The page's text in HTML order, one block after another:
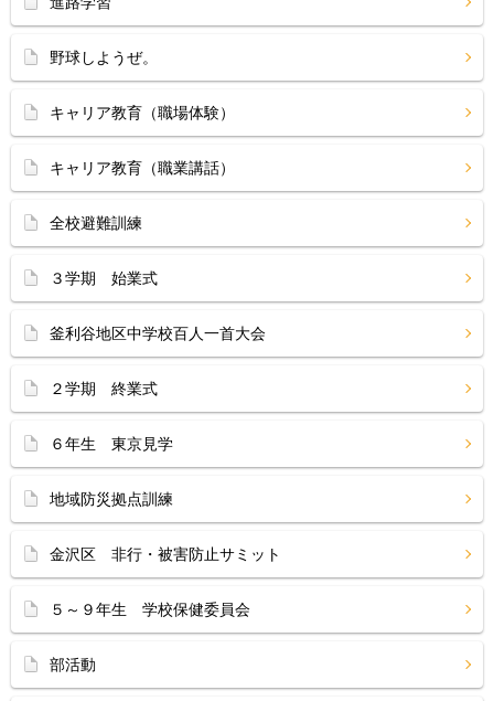
野球しようぜ。
キャリア教育（職場体験）
キャリア教育（職業講話）
全校避難訓練
３学期 始業式
釜利谷地区中学校百人一首大会
２学期 終業式
６年生 東京見学
地域防災拠点訓練
金沢区 非行・被害防止サミット
５～９年生 学校保健委員会
部活動